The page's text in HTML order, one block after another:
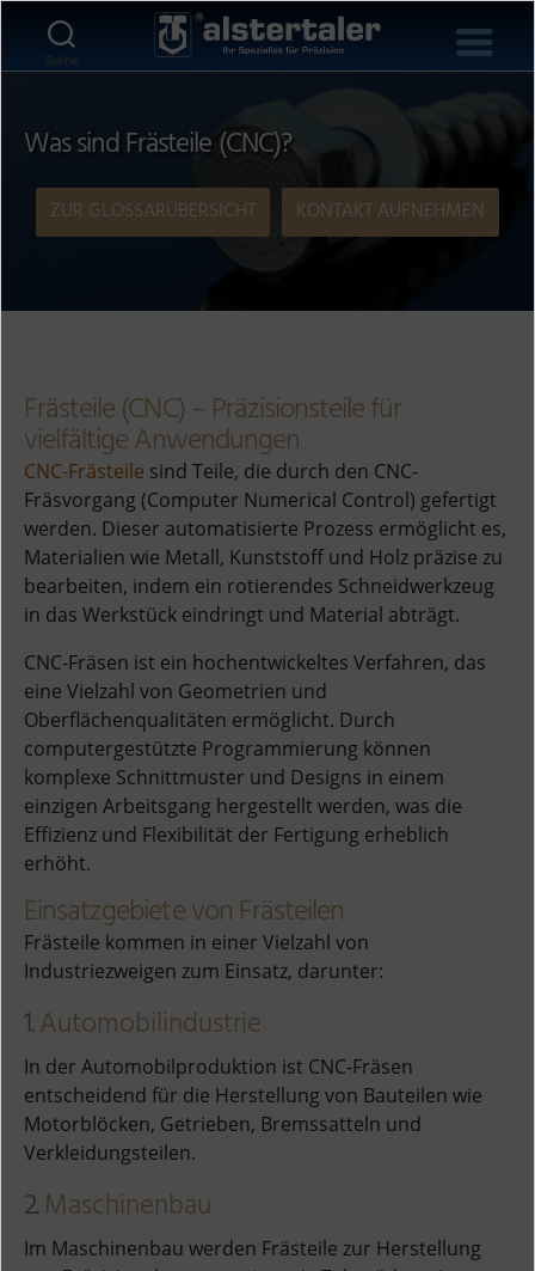
Suche
Was sind Frästeile (CNC)?
ZUR GLOSSARÜBERSICHT KONTAKT AUFNEHMEN
Frästeile (CNC) – Präzisionsteile für
vielfältige Anwendungen
CNC-Frästeile sind Teile, die durch den CNC-
Fräsvorgang (Computer Numerical Control) gefertigt
werden. Dieser automatisierte Prozess ermöglicht es,
Materialien wie Metall, Kunststoff und Holz präzise zu
bearbeiten, indem ein rotierendes Schneidwerkzeug
in das Werkstück eindringt und Material abträgt.
CNC-Fräsen ist ein hochentwickeltes Verfahren, das
eine Vielzahl von Geometrien und
Oberflächenqualitäten ermöglicht. Durch
computergestützte Programmierung können
komplexe Schnittmuster und Designs in einem
einzigen Arbeitsgang hergestellt werden, was die
Effizienz und Flexibilität der Fertigung erheblich
erhöht.
Einsatzgebiete von Frästeilen
Frästeile kommen in einer Vielzahl von
Industriezweigen zum Einsatz, darunter:
1.Automobilindustrie
In der Automobilproduktion ist CNC-Fräsen
entscheidend für die Herstellung von Bauteilen wie
Motorblöcken, Getrieben, Bremssatteln und
Verkleidungsteilen.
2.Maschinenbau
Im Maschinenbau werden Frästeile zur Herstellung